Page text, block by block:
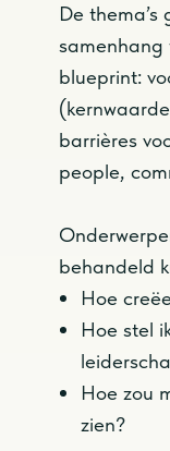
De
samenhang
blueprint:
barrières
people,
behandeld
Hoe
Hoe stel
Hoe zou
zien?